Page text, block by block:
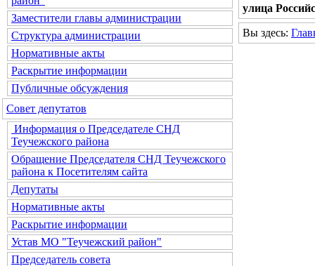
Заместители главы администрации
Структура администрации
Нормативные акты
Раскрытие информации
Публичные обсуждения
Совет депутатов
Информация о Председателе СНД
Теучежского района
Обращение Председателя СНД Теучежского
района к Посетителям сайта
Депутаты
Нормативные акты
Раскрытие информации
Устав МО "Теучежский район"
Председатель совета
улица
Вы здесь: